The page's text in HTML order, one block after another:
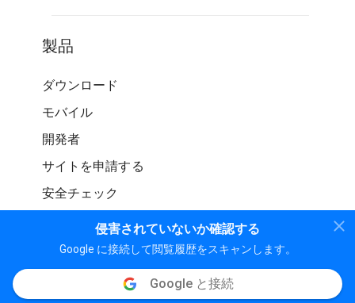
侵害されていないか確認する
Google に接続して閲覧履歴をスキャンします。
Google と接続
製品
ダウンロード
モバイル
開発者
サイトを申請する
安全チェック
© WOT サービス LP。 無断転載を禁じます